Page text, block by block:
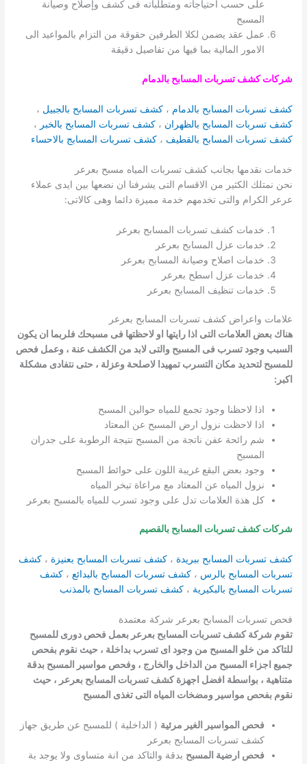
على حسب احتياجاته ومتطلباته فى كشف وإصلاح وصيانة
المسبح
عمل عقد يضمن لكلا الطرفين حقوقة من التزام بالمواعيد الى
الامور المالية بما فيها من تفاصيل دقيقة
شركات كشف تسربات المسابح بالدمام
كشف تسربات المسابح بالدمام ،كشف تسربات المسابح بالجبيل ،
كشف تسربات المسابح بالظهران ، كشف تسربات المسابح بالخبر ،
كشف تسربات المسابح بالقطيف ،كشف تسربات المسابج بالاحساء
خدمات نقدمها بجانب كشف تسربات المياه مسبح بعرعر
نحن نمتلك الكثير من الاقسام التى يشرفنا ان نضعها بين ايدى عملاء
عرعر الكرام والتى تخدمهم خدمة مميزة دائما وهى كالاتى:
خدمات كشف تسربات المسابح بعرعر
خدمات عزل المسابح بعرعر
خدمات اصلاح وصيانة المسابح بعرعر
خدمات عزل اسطح بعرعر
خدمات تنظيف المسابح بعرعر
علامات واعراض كشف تسربات المسابح بعرعر
هناك بعض العلامات التى اذا رايتها او لاحظتها فى مسبحك فلربما ان يكون
السبب وجود تسرب فى المسبح والتى لابد من الكشف عنة ، وعمل فحص
للمسبح لتحديد مكان التسرب تمهيدا لاصلحة وعزلة ، حتى نتفادى مشكلة
اكبر:
اذا لاحظنا وجود تجمع للمياه حوالين المسبح
اذا لاحظت نزول ارض المسبح عن المعتاد
شم رائحة عفن ناتجة من المسبح نتيجة الرطوبة على جدران
المسبح
وجود بعض البقع غريبة اللون على حوائط المسبح
نزول المياه عن المعتاد مع مراعاة تبخر المياه
كل هذة العلامات تدل على وجود تسرب للمياه بالمسبح بعرعر
شركات كشف تسربات المسابح بالقصيم
كشف تسربات المسابح ببريدة ،كشف تسربات المسابح بعنيزة ،كشف
تسربات المسابح بالرس ، كشف تسربات المسابح بالبدائع ، كشف
تسربات المسابح بالبكيرية ،كشف تسربات المسابح بالمذنب
فحص تسربات المسابح بعرعر شركة معتمدة
تقوم شركة كشف تسربات المسابح بعرعر بعمل فحص دورى للمسبح
للتاكد من خلو المسبح من وجود اى تسرب بداخلة ، حيث نقوم بفحص
جميع اجزاء المسبح من الداخل والخارج ، وفحص مواسير المسبح بدقة
متناهية ، بواسطة افضل اجهزة كشف تسربات المسابح بعرعر ، حيث
نقوم بفحص مواسير ومضخات المياه التى تغذى المسبح
فحص المواسير الغير مرئية ( الداخلية ) للمسبح عن طريق جهاز
كشف تسربات المسابح بعرعر
فحص ارضية المسبح بدقة والتاكد من انة متساوى ولا يوجد بة